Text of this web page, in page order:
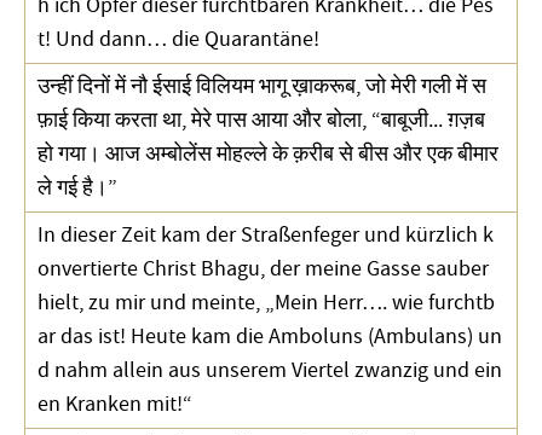
t! Und dann… die Quarantäne!
उन्हीं दिनों में नौ ईसाई विलियम भागू ख़ाकरूब, जो मेरी गली में स
फ़ाई किया करता था, मेरे पास आया और बोला, “बाबूजी... ग़ज़ब
हो गया। आज अम्बोलेंस मोहल्ले के क़रीब से बीस और एक बीमार
ले गई है।”
In dieser Zeit kam der Straßenfeger und kürzlich k
onvertierte Christ Bhagu, der meine Gasse sauber
hielt, zu mir und meinte, „Mein Herr…. wie furchtb
ar das ist! Heute kam die Amboluns (Ambulans) un
d nahm allein aus unserem Viertel zwanzig und ein
en Kranken mit!“